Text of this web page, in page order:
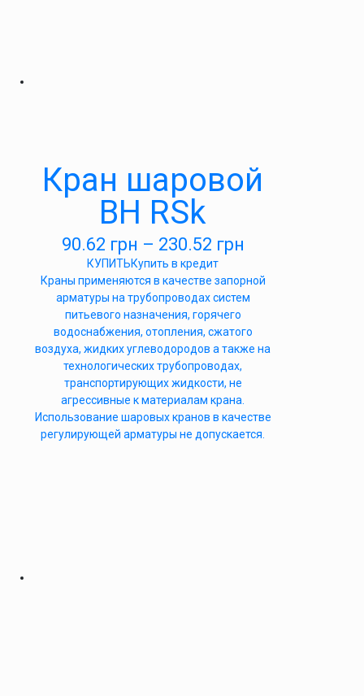
Кран шаровой
ВН RSk
90.62 грн – 230.52 грн
КУПИТЬКупить в кредит
Краны применяются в качестве запорной
арматуры на трубопроводах систем
питьевого назначения, горячего
водоснабжения, отопления, сжатого
воздуха, жидких углеводородов а также на
технологических трубопроводах,
транспортирующих жидкости, не
агрессивные к материалам крана.
Использование шаровых кранов в качестве
регулирующей арматуры не допускается.